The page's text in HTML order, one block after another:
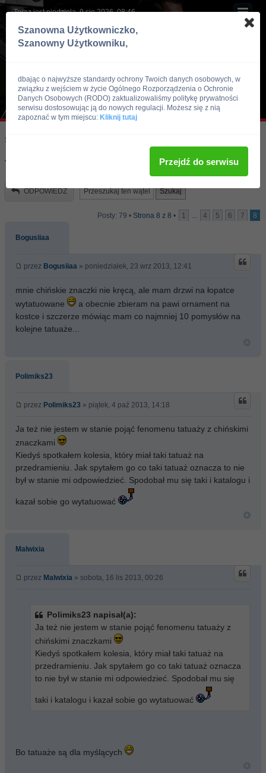
Teraz jest niedziela, 9 sie 2026, 08:46
Skocz do:
TATUAŻE
ODPOWIEDZ
Posty: 79 • Strona 8 z 8 • 1 ... 4 5 6 7 8
Bogusiiaa
przez Bogusiiaa » poniedziałek, 23 wrz 2013, 12:41
mnie chińskie znaczki nie kręcą, ale mam drzwi na łopatce
wytatuowane
a obecnie zbieram na pawi ornament na
kostce i szczerze mówiąc mam co najmniej 10 pomysłów na
kolejne tatuaże...
Polimiks23
przez Polimiks23 » piątek, 4 paź 2013, 14:18
Ja też nie jestem w stanie pojąć fenomenu tatuaży z chińskimi
znaczkami
Kiedyś spotkałem kolesia, który miał taki tatuaż na
przedramieniu. Jak spytałem go co taki tatuaż oznacza to nie
był w stanie mi odpowiedzieć. Spodobał mu się taki i katalogu i
kazał sobie go wytatuować
Malwixia
przez Malwixia » sobota, 16 lis 2013, 00:26
Polimiks23 napisał(a):
Ja też nie jestem w stanie pojąć fenomenu tatuaży z
chińskimi znaczkami
Kiedyś spotkałem kolesia, który miał taki tatuaż na
przedramieniu. Jak spytałem go co taki tatuaż oznacza
to nie był w stanie mi odpowiedzieć. Spodobał mu się
taki i katalogu i kazał sobie go wytatuować
Bo tatuaże są dla myślących
Szanowna Użytkowniczko,
Szanowny Użytkowniku,
dbając o najwyższe standardy ochrony Twoich danych osobowych, w
związku z wejściem w życie Ogólnego Rozporządzenia o Ochronie
Danych Osobowych (RODO) zaktualizowaliśmy politykę prywatności
serwisu dostosowując ją do nowych regulacji. Możesz się z nią
zapoznać w tym miejscu: Kliknij tutaj
Przejdź do serwisu